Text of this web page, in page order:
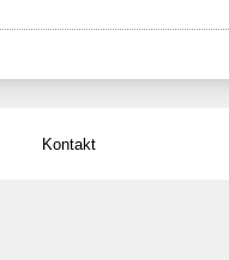
Kontakt